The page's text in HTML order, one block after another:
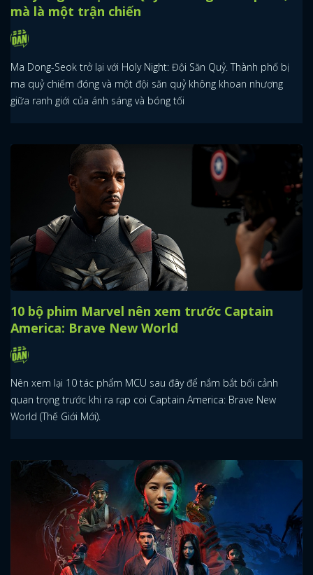
mà là một trận chiến
Ma Dong-Seok trở lại với Holy Night: Đội Săn Quỷ. Thành phố bị
ma quỷ chiếm đóng và một đội săn quỷ không khoan nhượng
giữa ranh giới của ánh sáng và bóng tối
10 bộ phim Marvel nên xem trước Captain
America: Brave New World
Nên xem lại 10 tác phẩm MCU sau đây để nắm bắt bối cảnh
quan trọng trước khi ra rạp coi Captain America: Brave New
World (Thế Giới Mới).